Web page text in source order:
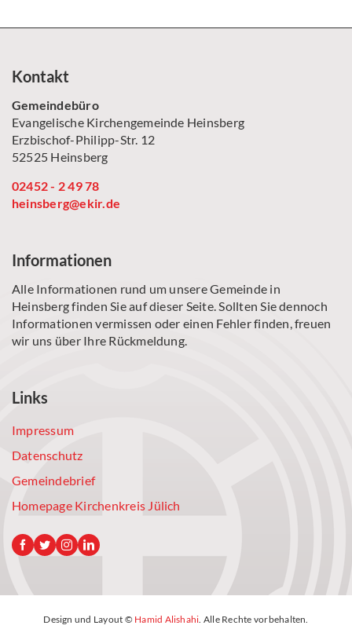
Kontakt
Gemeindebüro
Evangelische Kirchengemeinde Heinsberg
Erzbischof-Philipp-Str. 12
52525 Heinsberg
02452 - 2 49 78
heinsberg@ekir.de
Informationen
Alle Informationen rund um unsere Gemeinde in
Heinsberg finden Sie auf dieser Seite. Sollten Sie dennoch
Informationen vermissen oder einen Fehler finden, freuen
wir uns über Ihre Rückmeldung.
Links
Impressum
Datenschutz
Gemeindebrief
Homepage Kirchenkreis Jülich
Design und Layout © Hamid Alishahi. Alle Rechte vorbehalten.